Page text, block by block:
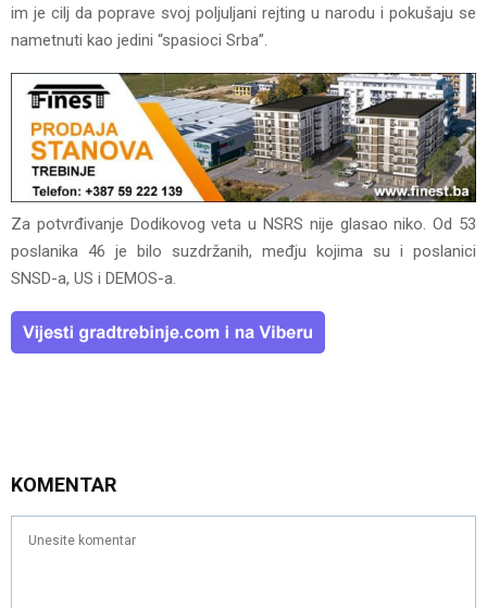
im je cilj da poprave svoj poljuljani rejting u narodu i pokušaju se
nametnuti kao jedini “spasioci Srba”.
Za potvrđivanje Dodikovog veta u NSRS nije glasao niko. Od 53
poslanika 46 je bilo suzdržanih, međju kojima su i poslanici
SNSD-a, US i DEMOS-a.
KOMENTAR